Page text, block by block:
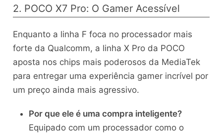
2. POCO X7 Pro: O Gamer Acessível
Enquanto a linha F foca no processador mais
forte da Qualcomm, a linha X Pro da POCO
aposta nos chips mais poderosos da MediaTek
para entregar uma experiência gamer incrível por
um preço ainda mais agressivo.
Por que ele é uma compra inteligente?
Equipado com um processador como o